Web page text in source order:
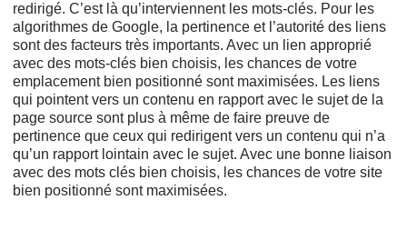
redirigé. C’est là qu’interviennent les mots-clés. Pour les
algorithmes de Google, la pertinence et l’autorité des liens
sont des facteurs très importants. Avec un lien approprié
avec des mots-clés bien choisis, les chances de votre
emplacement bien positionné sont maximisées. Les liens
qui pointent vers un contenu en rapport avec le sujet de la
page source sont plus à même de faire preuve de
pertinence que ceux qui redirigent vers un contenu qui n’a
qu’un rapport lointain avec le sujet. Avec une bonne liaison
avec des mots clés bien choisis, les chances de votre site
bien positionné sont maximisées.